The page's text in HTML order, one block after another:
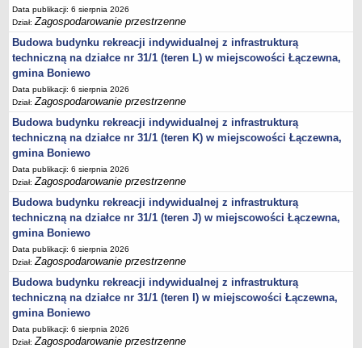
WYBORY PREZYDENTA RZECZYPOSPOLITEJ POLSKIEJ 2020
WYBORY DO SEJMU I SENATU RZECZPOSPOLITEJ POLSKIEJ 13 PAŹDZIERNIKA
2019 ROK
WYBORY SAMORZĄDOWE 2018
WYBORY DO PARLAMENTU EUROPEJSKIEGO 2019
REFERENDUM 2015
WYBORY PARLAMENTARNE 2015
WYBORY PREZYDENTA RZECZPOSPOLITEJ POLSKIEJ 2015
WYBORY SAMORZĄDOWE 2014
Wybory uzupełniające do Rady Gminy Boniewo 2017
Data publikacji: 6 sierpnia 2026
Dział:Zagospodarowanie przestrzenne
Budowa budynku rekreacji indywidualnej z infrastrukturą
techniczną na działce nr 31/1 (teren L) w miejscowości Łączewna,
gmina Boniewo
Data publikacji: 6 sierpnia 2026
Dział:Zagospodarowanie przestrzenne
Budowa budynku rekreacji indywidualnej z infrastrukturą
techniczną na działce nr 31/1 (teren K) w miejscowości Łączewna,
gmina Boniewo
Data publikacji: 6 sierpnia 2026
Dział:Zagospodarowanie przestrzenne
Budowa budynku rekreacji indywidualnej z infrastrukturą
techniczną na działce nr 31/1 (teren J) w miejscowości Łączewna,
gmina Boniewo
Data publikacji: 6 sierpnia 2026
Dział:Zagospodarowanie przestrzenne
Budowa budynku rekreacji indywidualnej z infrastrukturą
techniczną na działce nr 31/1 (teren I) w miejscowości Łączewna,
gmina Boniewo
Data publikacji: 6 sierpnia 2026
Dział:Zagospodarowanie przestrzenne